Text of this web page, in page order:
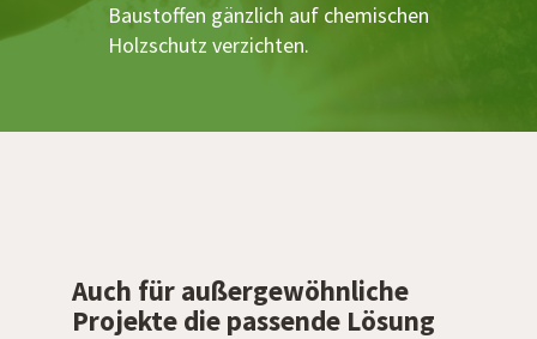
Baustoffen gänzlich auf chemi­schen
Holzschutz verzichten.
Auch für außergewöhnliche
Projekte die passende Lösung